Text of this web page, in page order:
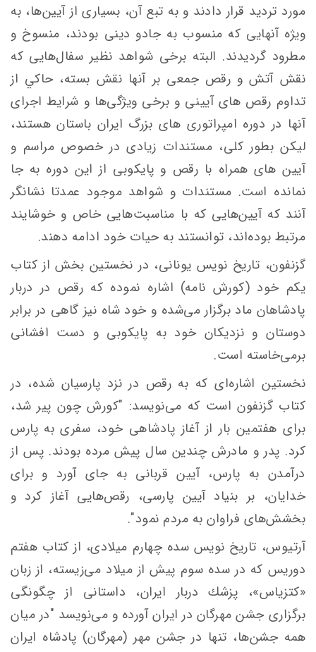
مورد ترديد قرار دادند و به تبع آن، بسياری از آيين‌ها، به
ویژه آنهایی که منسوب به جادو دينی بودند، منسوخ و
مطرود گرديدند. البته برخی شواهد نظیر سفال‌هايی كه
نقش آتش‌ و رقص‌ جمعی بر آنها نقش ‌بسته، حاكي از
تداوم رقص های آیینی و برخی ويژگی‌ها و شرايط اجرای
آنها در دوره امپراتوری های بزرگ ایران باستان هستند،
لیکن بطور کلی، مستندات زیادی در خصوص مراسم و
آیین های همراه با رقص و پایکوبی از این دوره به جا
نمانده است. مستندات و شواهد موجود عمدتا نشانگر
آنند که آيين‌هايی كه با مناسبت‌هايی خاص و خوشايند
مرتبط بوده‌اند، توانستند به حيات خود ادامه دهند.
گزنفون، تاريخ نويس يونانی، در نخستين بخش از كتاب
يكم خود (كورش نامه) اشاره نموده كه رقص در دربار
پادشاهان ماد برگزار می‌شده و خود شاه نيز گاهی در برابر
دوستان و نزديكان خود به پايكوبی و دست افشانی
برمی‌خاسته است.
نخستين اشاره‌ای كه به رقص در نزد پارسيان شده، در
كتاب گزنفون است كه می‌نويسد: "كورش چون پير شد،
برای هفتمين بار از آغاز پادشاهی خود، سفری به پارس
كرد. پدر و مادرش چندين سال پيش مرده بودند. پس از
درآمدن به پارس، آيين قربانی به جای آورد و برای
خدايان، بر بنياد آيين پارسی، رقص‌هايی آغاز كرد و
بخشش‌های فراوان به مردم نمود".
آرتيوس، تاريخ نويس سده چهارم ميلادی، از كتاب هفتم
دوريس كه در سده سوم پيش از ميلاد می‌زيسته، از زبان
«كتزياس»، پزشك دربار ايران، داستانی از چگونگی
برگزاری جشن مهرگان در ايران آورده و می‌نويسد "در ميان
همه‌ جشن‌ها، تنها در جشن مهر (مهرگان) پادشاه ايران